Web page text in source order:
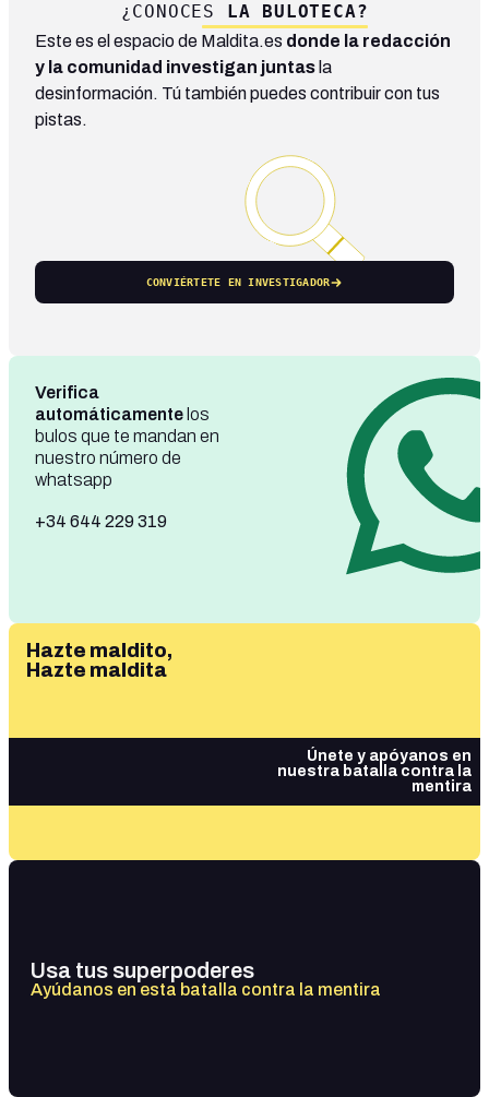
¿CONOCES LA BULOTECA?
Este es el espacio de Maldita.es donde la redacción
y la comunidad investigan juntas la
desinformación. Tú también puedes contribuir con tus
pistas.
CONVIÉRTETE EN INVESTIGADOR
Verifica
automáticamente los
bulos que te mandan en
nuestro número de
whatsapp
+34 644 229 319
Hazte maldito,
Hazte maldita
Únete y apóyanos en
nuestra batalla contra la
mentira
Usa tus superpoderes
Ayúdanos en esta batalla contra la mentira